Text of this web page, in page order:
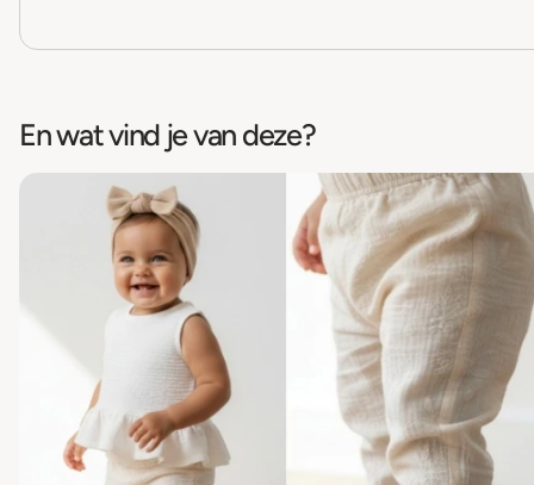
En wat vind je van deze?